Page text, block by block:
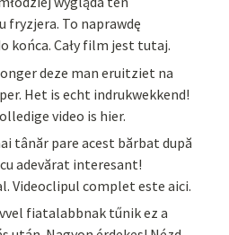
fryzjera. To naprawdę
końca. Cały film jest tutaj.
deze man eruitziet na
Het is echt indrukwekkend!
video is hier.
tânăr pare acest bărbat după
adevărat interesant!
Videoclipul complet este aici.
fiatalabbnak tűnik ez a